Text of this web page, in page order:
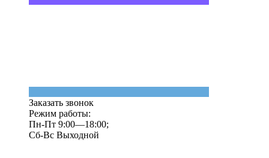
Заказать звонок
Режим работы:
Пн-Пт 9:00—18:00;
Сб-Вс Выходной